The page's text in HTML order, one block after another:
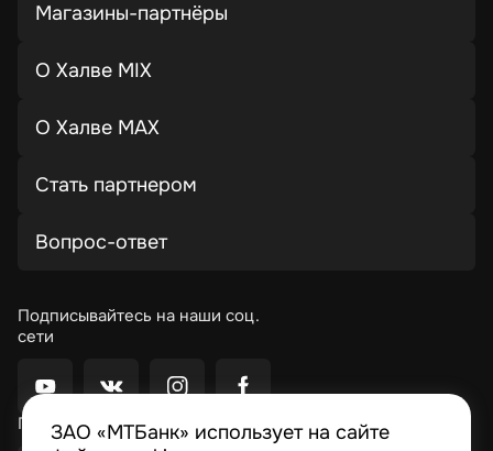
ЗАО «МТБанк» использует на сайте
Магазины-партнёры
О Халве MIX
О Халве MAX
Стать партнером
Вопрос-ответ
Подписывайтесь на наши соц.
сети
Приложение Moby